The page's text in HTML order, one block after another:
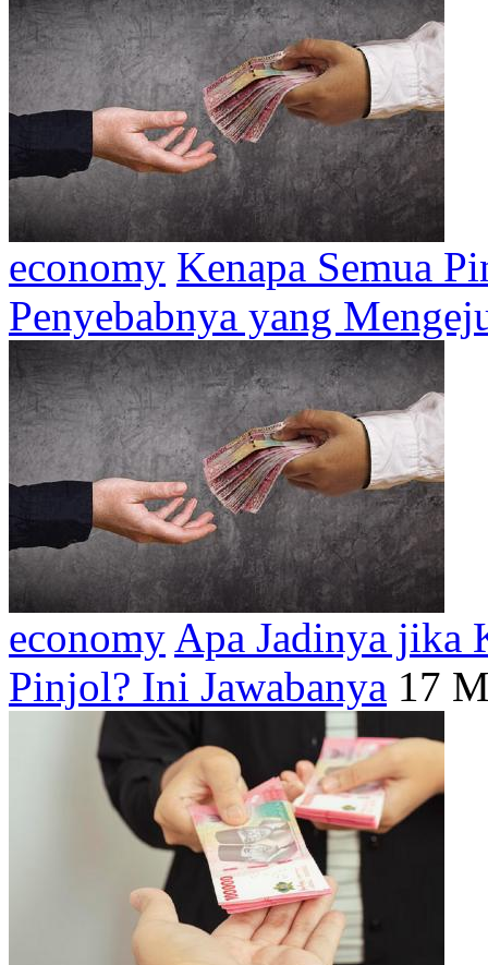
economy Kenapa Semua
Penyebabnya yang
economy Apa Jadinya jika
Pinjol? Ini Jawabanya 17